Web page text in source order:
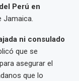
Perú en
Jamaica.
ni consulado
que se
para asegurar el
que lo